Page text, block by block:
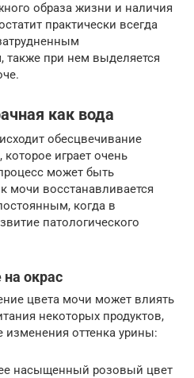
образа жизни и наличия
практически всегда
также при нем выделяется
как вода
обесцвечивание
играет очень
может быть
мочи восстанавливается
когда в
патологического
окрас
цвета мочи может влиять
некоторых продуктов,
оттенка урины:
насыщенный розовый цвет